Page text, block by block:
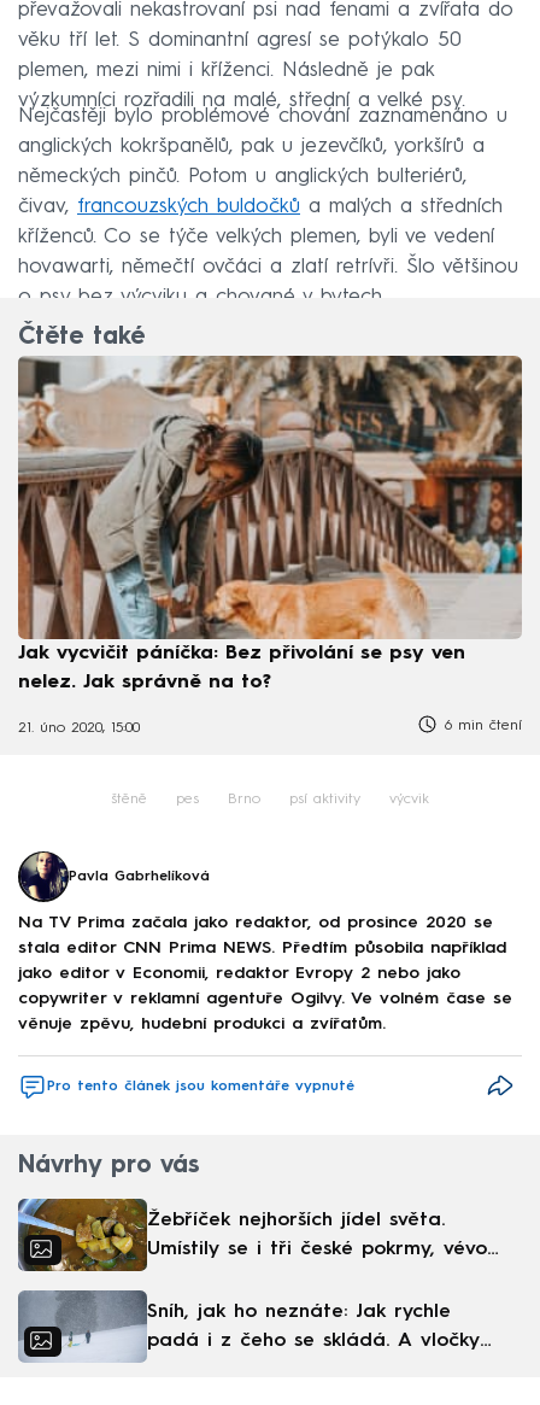
převažovali nekastrovaní psi nad fenami a zvířata do
věku tří let. S dominantní agresí se potýkalo 50
plemen, mezi nimi i kříženci. Následně je pak
výzkumníci rozřadili na malé, střední a velké psy.
Nejčastěji bylo problémové chování zaznamenáno u
anglických kokršpanělů, pak u jezevčíků, yorkšírů a
německých pinčů. Potom u anglických bulteriérů,
čivav, francouzských buldočků a malých a středních
kříženců. Co se týče velkých plemen, byli ve vedení
hovawarti, němečtí ovčáci a zlatí retrívři. Šlo většinou
o psy bez výcviku a chované v bytech.
Čtěte také
Jak vycvičit páníčka: Bez přivolání se psy ven
nelez. Jak správně na to?
21. úno 2020, 15:00 6 min čtení
štěně pes Brno psí aktivity výcvik
Pavla Gabrhelíková
Na TV Prima začala jako redaktor, od prosince 2020 se
stala editor CNN Prima NEWS. Předtím působila například
jako editor v Economii, redaktor Evropy 2 nebo jako
copywriter v reklamní agentuře Ogilvy. Ve volném čase se
věnuje zpěvu, hudební produkci a zvířatům.
Pro tento článek jsou komentáře vypnuté
Návrhy pro vás
Žebříček nejhorších jídel světa.
Umístily se i tři české pokrmy, vévodí
Sníh, jak ho neznáte: Jak rychle
padá i z čeho se skládá. A vločky